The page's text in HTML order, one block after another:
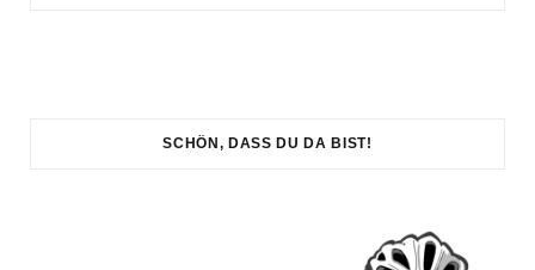
SCHÖN, DASS DU DA BIST!